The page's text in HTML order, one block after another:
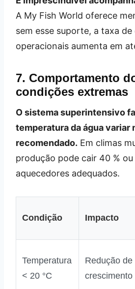
A My Fish World oferece
sem esse suporte, a taxa de
operacionais aumenta em
7. Comportamento
condições extremas
O sistema superintensivo
temperatura da água variar
recomendado. Em climas
produção pode cair 40 %
aquecedores adequados.
Condição Impacto
Temperatura
< 20 °C
Redução de
crescimento